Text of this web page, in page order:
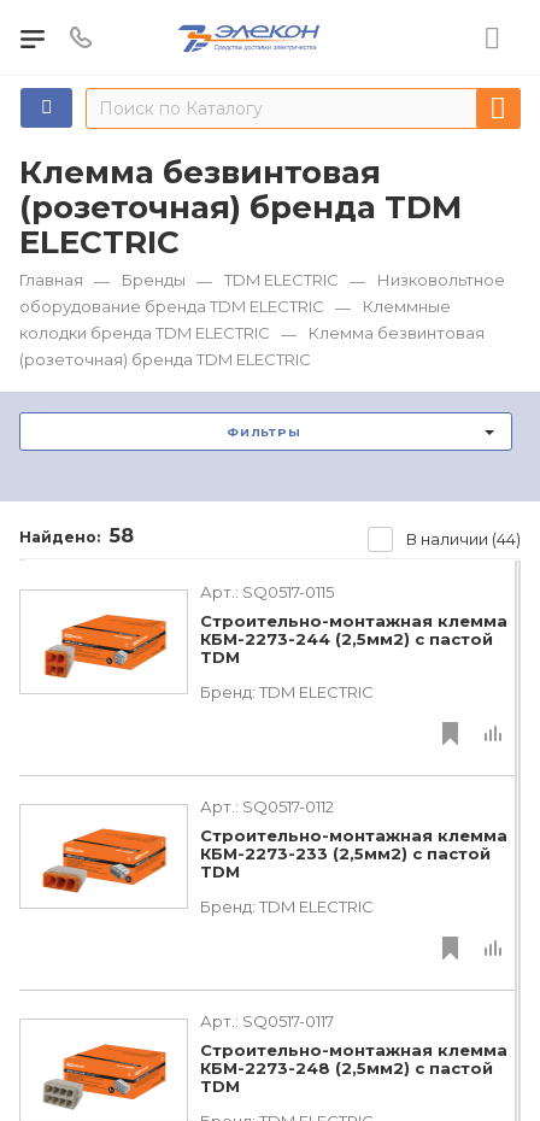
Клемма безвинтовая
(розеточная) бренда TDM
ЕLECTRIC
Главная — Бренды — TDM ЕLECTRIC —
Низковольтное
оборудование бренда TDM ЕLECTRIC
—
Клеммные
колодки бренда TDM ЕLECTRIC
—
Клемма безвинтовая
(розеточная) бренда TDM ЕLECTRIC
ФИЛЬТРЫ
Найдено: 58 В наличии (44)
Арт.: SQ0517-0115
Строительно-монтажная клемма
КБМ-2273-244 (2,5мм2) с пастой
TDM
Бренд: TDM ЕLECTRIC
Арт.: SQ0517-0112
Строительно-монтажная клемма
КБМ-2273-233 (2,5мм2) с пастой
TDM
Бренд: TDM ЕLECTRIC
Арт.: SQ0517-0117
Строительно-монтажная клемма
КБМ-2273-248 (2,5мм2) с пастой
TDM